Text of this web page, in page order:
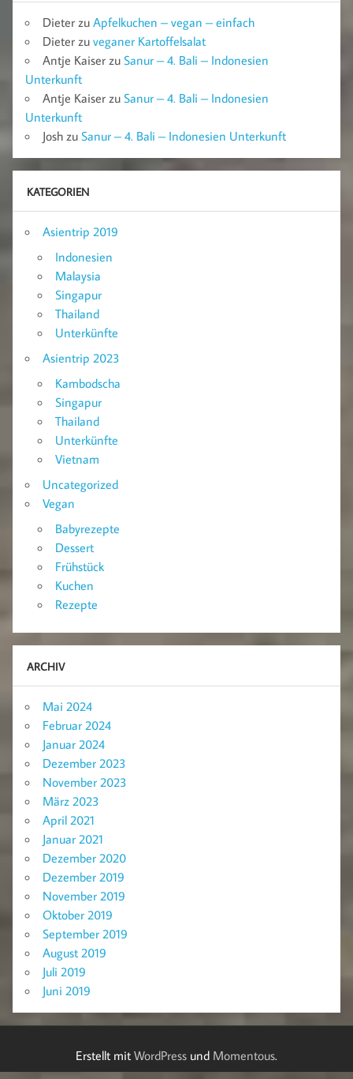
Dieter zu Apfelkuchen – vegan – einfach
Dieter zu veganer Kartoffelsalat
Antje Kaiser zu Sanur – 4. Bali – Indonesien
Unterkunft
Antje Kaiser zu Sanur – 4. Bali – Indonesien
Unterkunft
Josh zu Sanur – 4. Bali – Indonesien Unterkunft
KATEGORIEN
Asientrip 2019
Indonesien
Malaysia
Singapur
Thailand
Unterkünfte
Asientrip 2023
Kambodscha
Singapur
Thailand
Unterkünfte
Vietnam
Uncategorized
Vegan
Babyrezepte
Dessert
Frühstück
Kuchen
Rezepte
ARCHIV
Mai 2024
Februar 2024
Januar 2024
Dezember 2023
November 2023
März 2023
April 2021
Januar 2021
Dezember 2020
Dezember 2019
November 2019
Oktober 2019
September 2019
August 2019
Juli 2019
Juni 2019
Erstellt mit WordPress und Momentous.